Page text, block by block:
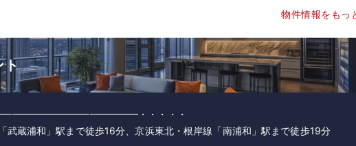
物件情報をもっ
ト
━━━━━━━━━━━━━━━・・・・・
武蔵浦和」駅まで徒歩16分、京浜東北・根岸線「南浦和」駅まで徒歩19分